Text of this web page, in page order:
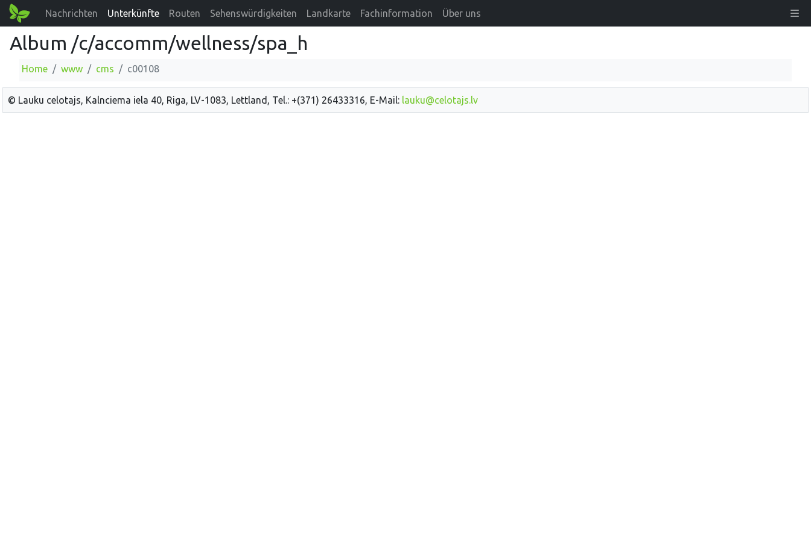
Nachrichten Unterkünfte Routen Sehenswürdigkeiten Landkarte Fachinformation Über uns
Album /c/accomm/wellness/spa_h
Home www cms c00108
© Lauku celotajs, Kalnciema iela 40, Riga, LV-1083, Lettland, Tel.: +(371) 26433316, E-Mail: lauku@celotajs.lv